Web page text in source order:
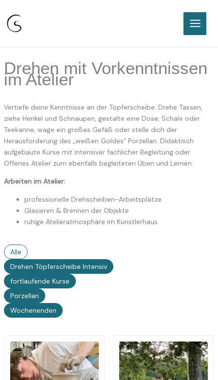
Zum
Drehen mit Vorkenntnissen
im Atelier
Vertiefe deine Kenntnisse an der Töpferscheibe. Drehe Tassen,
ziehe Henkel und Schnaupen, gestalte eine Dose, Schale oder
Teekanne, wage ein großes Gefäß oder stelle dich der
Herausforderung des „weißen Goldes“ Porzellan. Didaktisch
aufgebaute Kurse mit intensiver fachlicher Begleitung oder
Offenes Atelier zum ebenfalls begleiteten Üben und Lernen.
Arbeiten im Atelier:
professionelle Drehscheiben-Arbeitsplätze
Glasieren & Brennen der Objekte
ruhige Atelieratmosphäre im Künstlerhaus
Alle
Drehen Töpferscheibe Intensiv
fortlaufende Kurse
Porzellan
Wochenenden